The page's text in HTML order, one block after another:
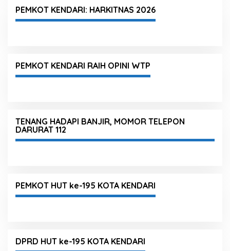
PEMKOT KENDARI: HARKITNAS 2026
PEMKOT KENDARI RAIH OPINI WTP
TENANG HADAPI BANJIR, MOMOR TELEPON
DARURAT 112
PEMKOT HUT ke-195 KOTA KENDARI
DPRD HUT ke-195 KOTA KENDARI